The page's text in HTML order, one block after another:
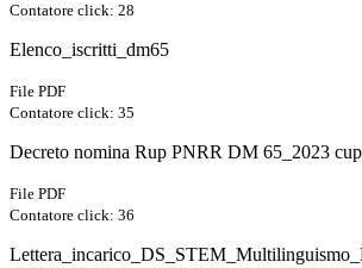
Contatore click: 28
Elenco_iscritti_dm65
File PDF
Contatore click: 35
Decreto nomina Rup PNRR DM 65_2023
File PDF
Contatore click: 36